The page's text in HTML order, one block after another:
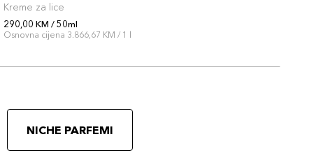
Kreme za lice
290,00 KM / 50ml
Osnovna cijena 3.866,67 KM / 1 l
NICHE PARFEMI